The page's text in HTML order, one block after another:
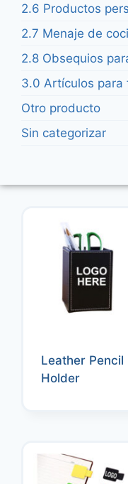
2.6 Productos
2.7 Menaje de
2.8 Obsequios
3.0 Artículos
Otro producto
Sin categorizar
Leather Pencil
Holder